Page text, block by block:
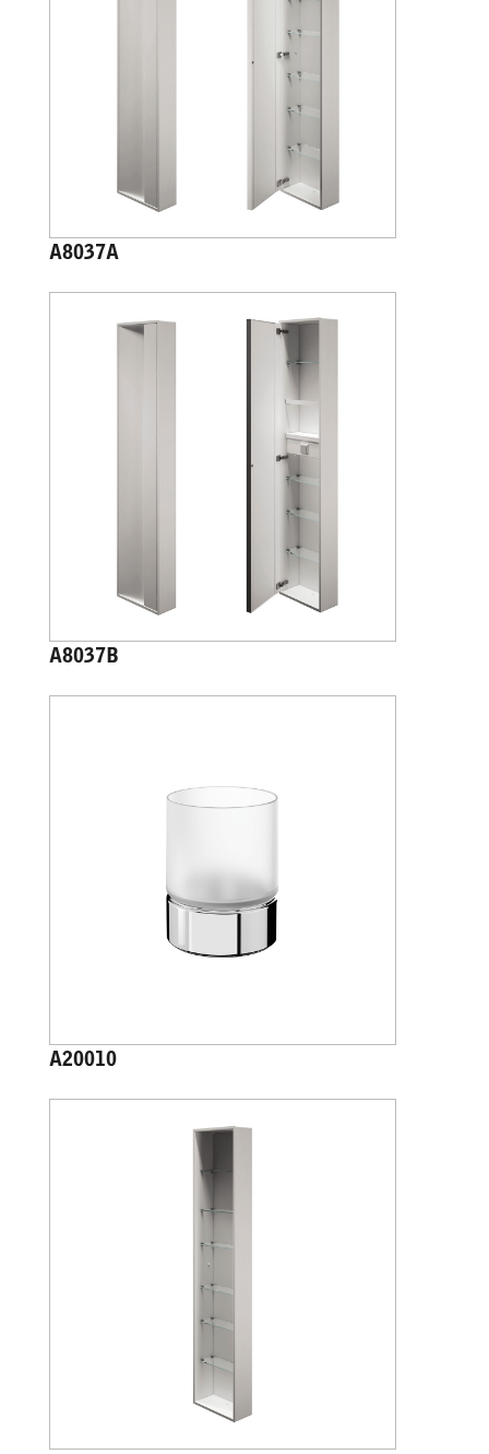
A8037A
A8037B
A20010